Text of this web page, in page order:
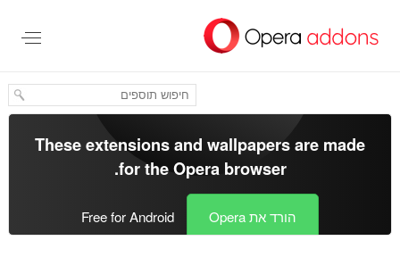
העיקרי
These extensions and wallpapers are made
for theOpera browser
.
הורד את Opera Free for Android